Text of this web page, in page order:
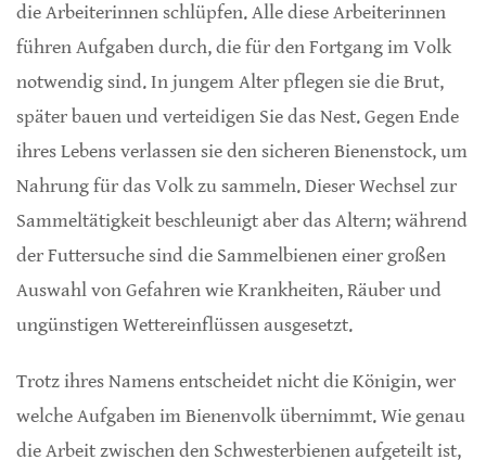
die Arbeiterinnen schlüpfen. Alle diese Arbeiterinnen
führen Aufgaben durch, die für den Fortgang im Volk
notwendig sind. In jungem Alter pflegen sie die Brut,
später bauen und verteidigen Sie das Nest. Gegen Ende
ihres Lebens verlassen sie den sicheren Bienenstock, um
Nahrung für das Volk zu sammeln. Dieser Wechsel zur
Sammeltätigkeit beschleunigt aber das Altern; während
der Futtersuche sind die Sammelbienen einer großen
Auswahl von Gefahren wie Krankheiten, Räuber und
ungünstigen Wettereinflüssen ausgesetzt.
Trotz ihres Namens entscheidet nicht die Königin, wer
welche Aufgaben im Bienenvolk übernimmt. Wie genau
die Arbeit zwischen den Schwesterbienen aufgeteilt ist,